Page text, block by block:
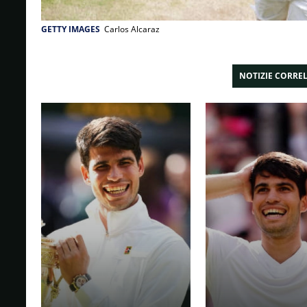
GETTY IMAGES Carlos Alcaraz
NOTIZIE